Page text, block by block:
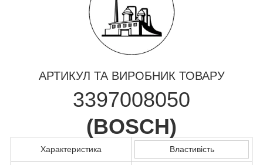
АРТИКУЛ ТА ВИРОБНИК ТОВАРУ
3397008050
(BOSCH)
Характеристика Властивість